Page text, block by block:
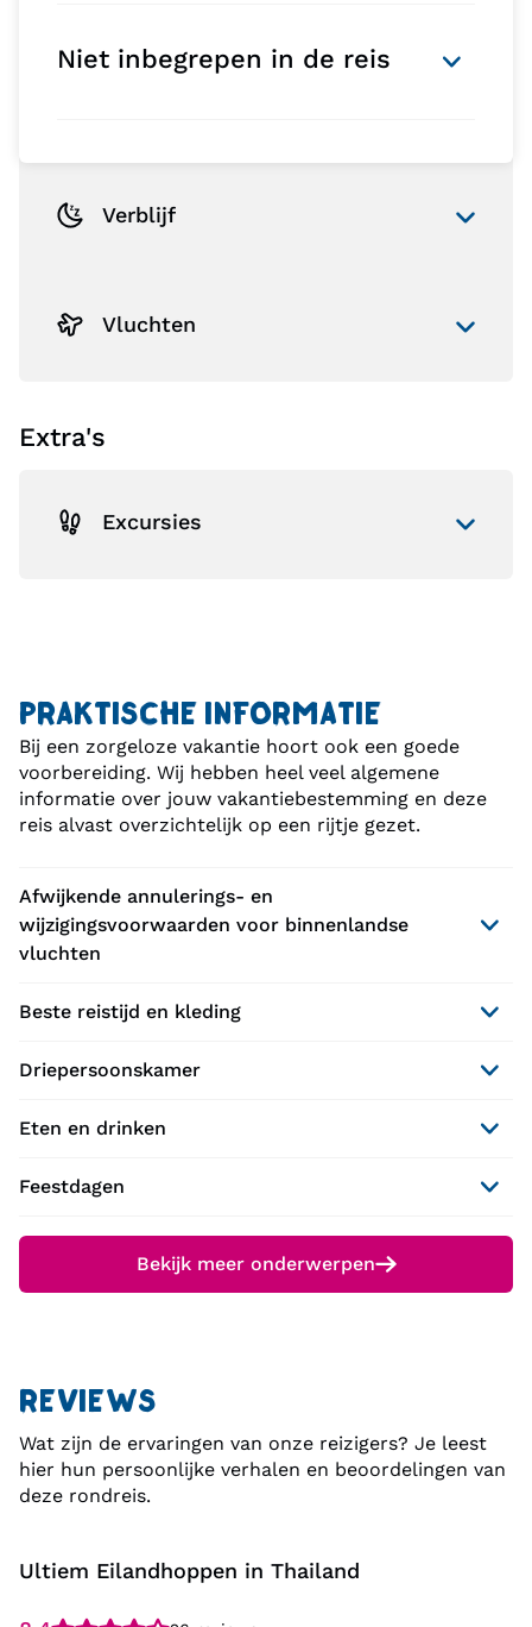
Niet inbegrepen in de reis
Verblijf
Vluchten
Extra's
Excursies
PRAKTISCHE INFORMATIE
Bij een zorgeloze vakantie hoort ook een goede
voorbereiding. Wij hebben heel veel algemene
informatie over jouw vakantiebestemming en deze
reis alvast overzichtelijk op een rijtje gezet.
Afwijkende annulerings- en
wijzigingsvoorwaarden voor binnenlandse
vluchten
Beste reistijd en kleding
Driepersoonskamer
Eten en drinken
Feestdagen
Bekijk meer onderwerpen
REVIEWS
Wat zijn de ervaringen van onze reizigers? Je leest
hier hun persoonlijke verhalen en beoordelingen van
deze rondreis.
Ultiem Eilandhoppen in Thailand